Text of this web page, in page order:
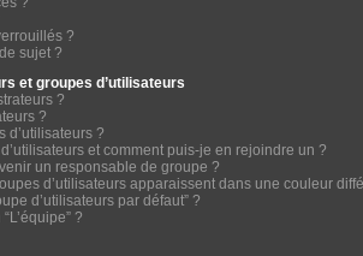
?
sujet ?
et groupes d’utilisateurs
?
?
d’utilisateurs ?
et comment puis-je en rejoindre un ?
un responsable de groupe ?
d’utilisateurs apparaissent dans une couleur
d’utilisateurs par défaut” ?
?